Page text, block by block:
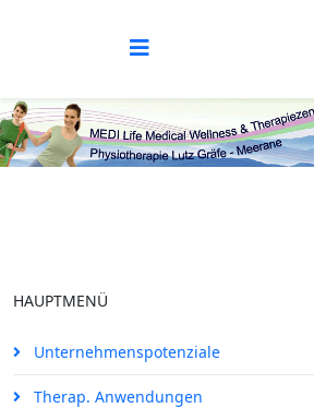
HAUPTMENÜ
Unternehmenspotenziale
Therap. Anwendungen